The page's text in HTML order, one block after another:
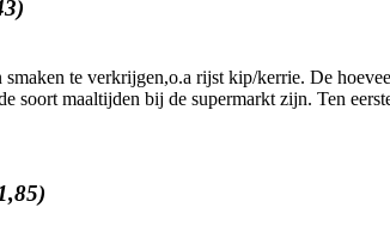
te verkrijgen,o.a rijst kip/kerrie. De
soort maaltijden bij de supermarkt zijn. Ten